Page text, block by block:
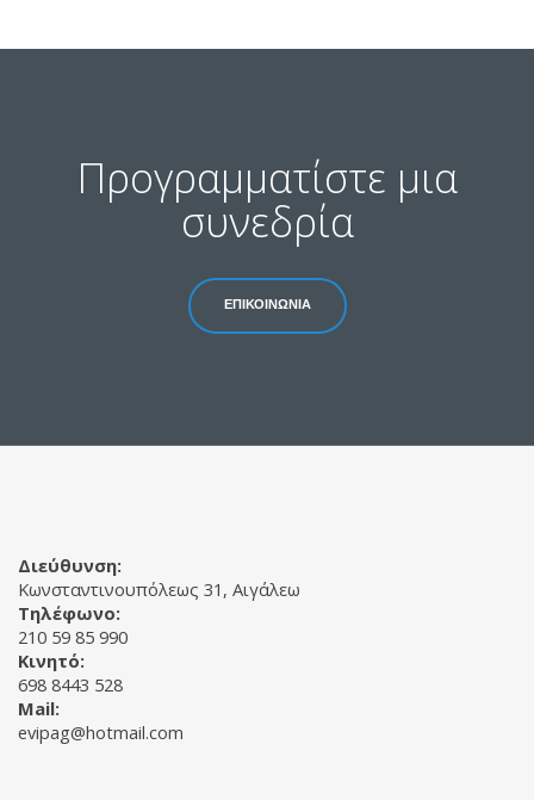
Προγραμματίστε μια
συνεδρία
ΕΠΙΚΟΙΝΩΝΙΑ
Διεύθυνση:
Κωνσταντινουπόλεως 31, Αιγάλεω
Τηλέφωνο:
210 59 85 990
Κινητό:
698 8443 528
Mail:
evipag@hotmail.com